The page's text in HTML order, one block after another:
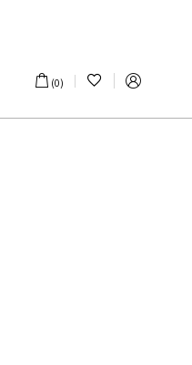
הרשימה שלי
0